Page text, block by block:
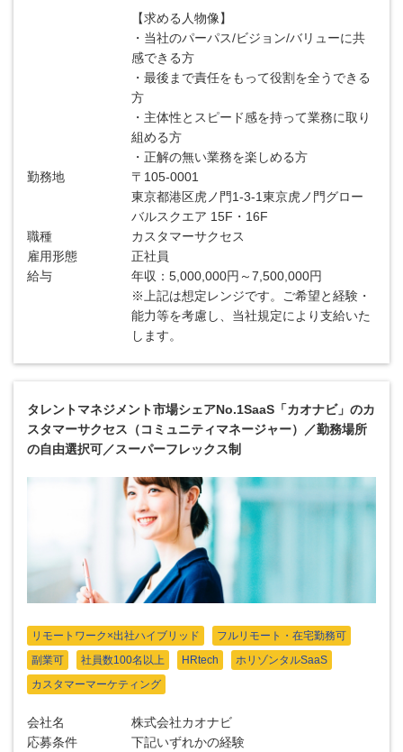
【求める人物像】
・当社のパーパス/ビジョン/バリューに共
感できる方
・最後まで責任をもって役割を全うできる
方
・主体性とスピード感を持って業務に取り
組める方
・正解の無い業務を楽しめる方
勤務地
〒105-0001
東京都港区虎ノ門1-3-1東京虎ノ門グロー
バルスクエア 15F・16F
職種
カスタマーサクセス
雇用形態
正社員
給与
年収：5,000,000円～7,500,000円
※上記は想定レンジです。ご希望と経験・
能力等を考慮し、当社規定により支給いた
します。
タレントマネジメント市場シェアNo.1SaaS「カオナビ」のカ
スタマーサクセス（コミュニティマネージャー）／勤務場所
の自由選択可／スーパーフレックス制
リモートワーク×出社ハイブリッド
フルリモート・在宅勤務可
副業可
社員数100名以上 HRtech
ホリゾンタルSaaS
カスタマーマーケティング
会社名
株式会社カオナビ
応募条件
下記いずれかの経験